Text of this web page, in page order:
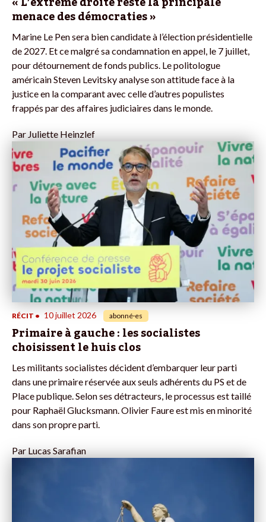
menace des démocraties »
Marine Le Pen sera bien candidate à l’élection présidentielle
de 2027. Et ce malgré sa condamnation en appel, le 7 juillet,
pour détournement de fonds publics. Le politologue
américain Steven Levitsky analyse son attitude face à la
justice en la comparant avec celle d’autres populistes
frappés par des affaires judiciaires dans le monde.
ParJuliette Heinzlef
RÉCIT • 10 juillet 2026 abonné·es
Primaire à gauche : les socialistes
choisissent le huis clos
Les militants socialistes décident d’embarquer leur parti
dans une primaire réservée aux seuls adhérents du PS et de
Place publique. Selon ses détracteurs, le processus est taillé
pour Raphaël Glucksmann. Olivier Faure est mis en minorité
dans son propre parti.
Par Lucas Sarafian